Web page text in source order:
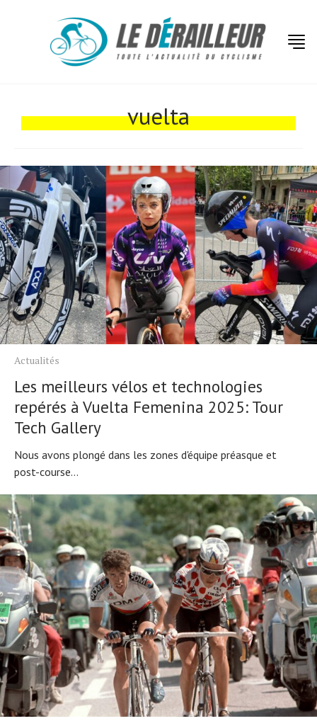
vuelta
Actualités
Les meilleurs vélos et technologies
repérés à Vuelta Femenina 2025: Tour
Tech Gallery
Nous avons plongé dans les zones d'équipe préasque et
post-course...